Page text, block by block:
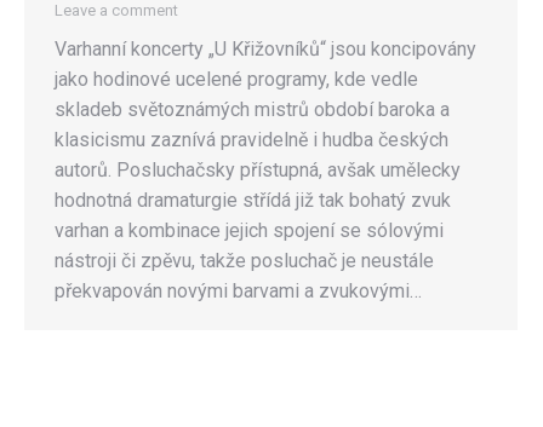
Leave a comment
Varhanní koncerty „U Křižovníků“ jsou koncipovány
jako hodinové ucelené programy, kde vedle
skladeb světoznámých mistrů období baroka a
klasicismu zaznívá pravidelně i hudba českých
autorů. Posluchačsky přístupná, avšak umělecky
hodnotná dramaturgie střídá již tak bohatý zvuk
varhan a kombinace jejich spojení se sólovými
nástroji či zpěvu, takže posluchač je neustále
překvapován novými barvami a zvukovými…